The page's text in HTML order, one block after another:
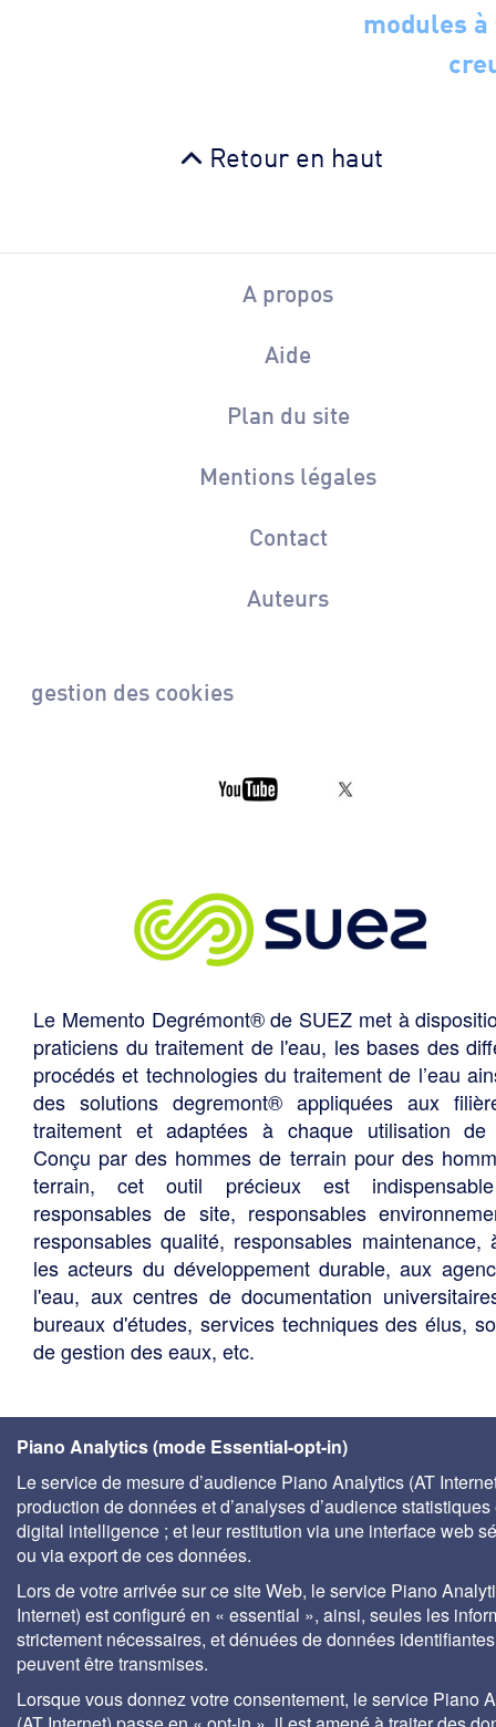
modules
Retour en haut
A propos
Aide
Plan du site
Mentions légales
Contact
Auteurs
gestion des cookies
Le Memento Degrémont® de SUEZ met à
praticiens du traitement de l'eau, les bases des
procédés et technologies du traitement de l’eau
des solutions degremont® appliquées aux
traitement et adaptées à chaque utilisation de
Conçu par des hommes de terrain pour des
terrain, cet outil précieux est
responsables de site, responsables
responsables qualité, responsables maintenance,
les acteurs du développement durable, aux
l'eau, aux centres de documentation
bureaux d'études, services techniques des élus,
de gestion des eaux, etc.
Piano Analytics (mode Essential-opt-in)
Le service de mesure d’audience Piano Analytics (AT
production de données et d’analyses d’audience statistiques
digital intelligence ; et leur restitution via une interface web
ou via export de ces données.
Lors de votre arrivée sur ce site Web, le service Piano
Internet) est configuré en « essential », ainsi, seules les
strictement nécessaires, et dénuées de données
peuvent être transmises.
Lorsque vous donnez votre consentement, le service Piano